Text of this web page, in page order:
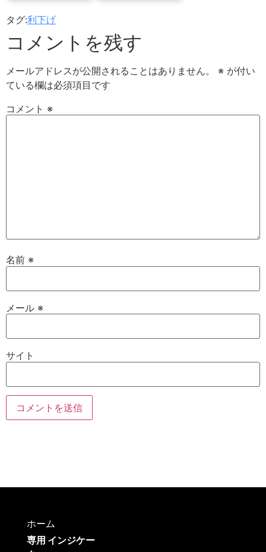
タグ:利下げ
コメントを残す
メールアドレスが公開されることはありません。 ※ が付い
ている欄は必須項目です
コメント ※
名前 ※
メール ※
サイト
ホーム
専用 インジケー